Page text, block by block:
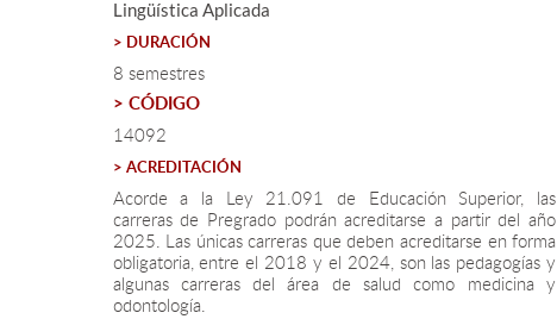
Lingüística Aplicada
> DURACIÓN
8 semestres
> CÓDIGO
14092
> ACREDITACIÓN
Acorde a la Ley 21.091 de Educación Superior, las
carreras de Pregrado podrán acreditarse a partir del año
2025. Las únicas carreras que deben acreditarse en forma
obligatoria, entre el 2018 y el 2024, son las pedagogías y
algunas carreras del área de salud como medicina y
odontología.